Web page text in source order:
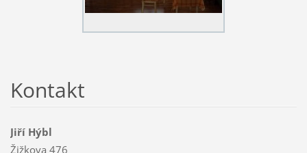
Kontakt
Jiří Hýbl
Žižkova 476